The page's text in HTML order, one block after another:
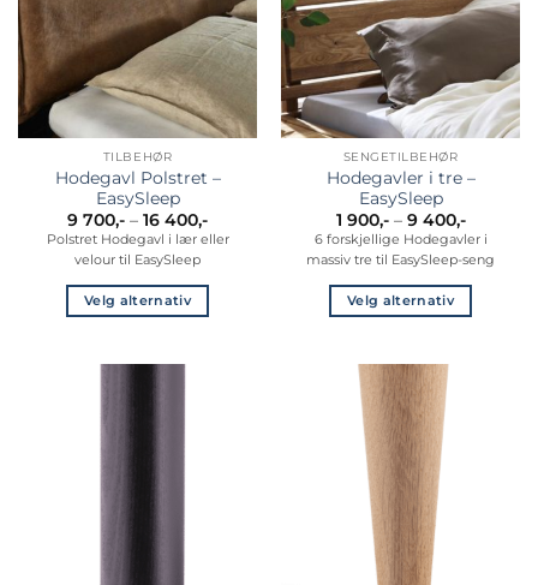
kan
velges
på
produktsiden
TILBEHØR
Hodegavl Polstret –
EasySleep
9 700,- – 16 400,-Prisområde:
9
700,-
16
Polstret Hodegavl i lær eller
velour til EasySleep
Velg alternativ
SENGETILBEHØR
Hodegavler i tre –
EasySleep
1 900,- – 9 400,-
1
900,-
til
9
6 forskjellige Hodegavler i
massiv tre til EasySleep-seng
Velg alternativ
har
flere
varianter.
Alternativene
kan
velges
på
produktsiden